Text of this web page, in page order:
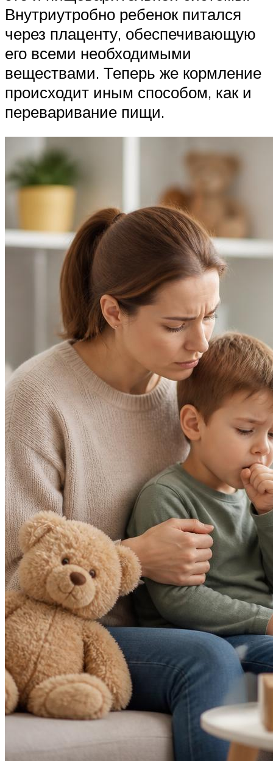
Внутриутробно ребенок питался
через плаценту, обеспечивающую
его всеми необходимыми
веществами. Теперь же кормление
происходит иным способом, как и
переваривание пищи.